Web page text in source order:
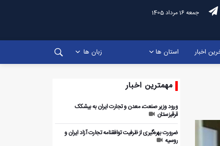
جمعه 16 مرداد 1405
اخبار استان ها زبان ها
مهمترین اخبار
ورود وزیر صنعت، معدن و تجارت ایران به بیشکک
قرقیزستان
ضرورت بهره‌گیری از ظرفیت توافقنامه تجارت آزاد ایران و
روسیه